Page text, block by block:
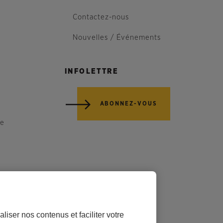
Contactez-nous
Nouvelles / Événements
INFOLETTRE
ABONNEZ-VOUS
nos contenus et faciliter votre